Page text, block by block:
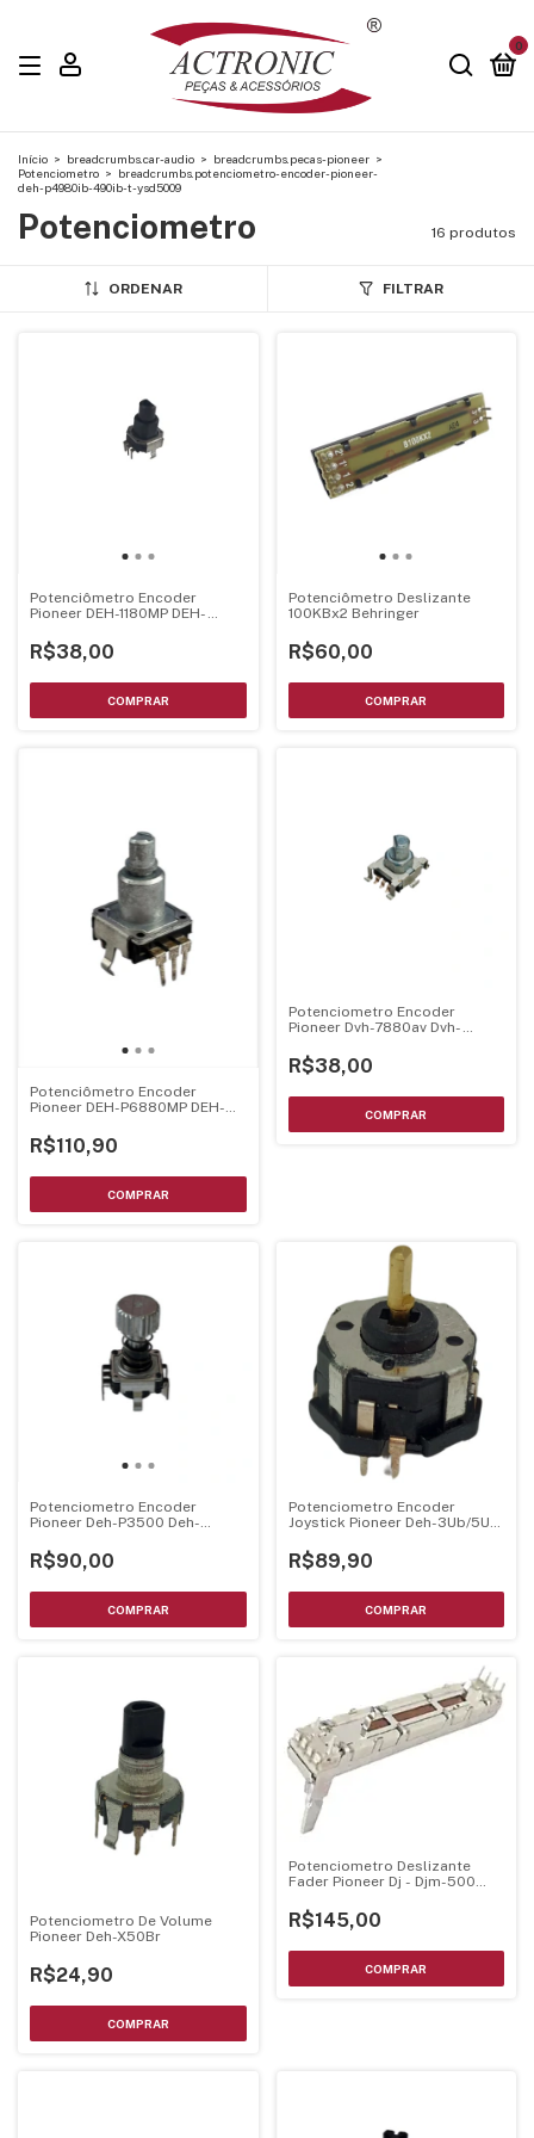
0
Início > breadcrumbs.car-audio > breadcrumbs.pecas-pioneer >
Potenciometro > breadcrumbs.potenciometro-encoder-pioneer-
deh-p4980ib-490ib-t-ysd5009
Potenciometro 16 produtos
ORDENAR FILTRAR
Potenciômetro Encoder
Pioneer DEH-1180MP DEH-
CDJ-400 CDJ-850 com Chave
R$38,00
Potenciômetro Deslizante
100KBx2 Behringer
R$60,00
Potenciômetro Encoder
Pioneer DEH-P6880MP DEH-
R$110,90
Potenciometro Encoder
Pioneer Dvh-7880av Dvh-
Cana 14mm Smd Metalico
R$38,00
Potenciometro Encoder
Pioneer Deh-P3500 Deh-
Csd1059
R$90,00
Potenciometro Encoder
Joystick Pioneer Deh-3Ub/5Ub
P6800Mp/7880Mp Deh-
9880Bt Deh-P690Ub/8980Bt
R$89,90
Potenciometro De Volume
Pioneer Deh-X50Br
R$24,90
Potenciometro Deslizante
Fader Pioneer Dj - Djm-500
R$145,00